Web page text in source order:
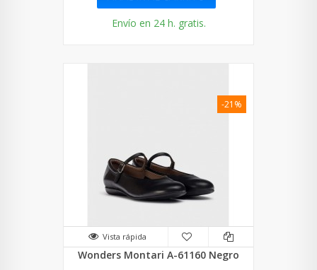
Envío en 24 h. gratis.
Vista rápida
Wonders Montari A-61160 Negro
-21%